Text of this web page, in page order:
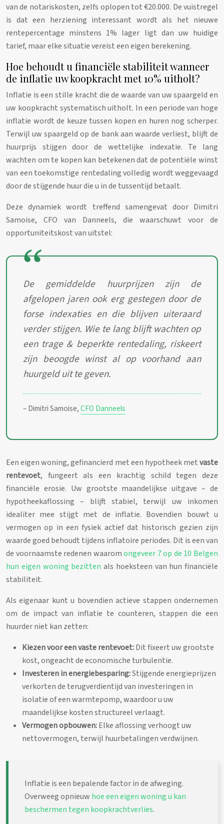
van de notariskosten, zelfs oplopen tot €20.000. De vuistregel
is dat een herziening interessant wordt als het nieuwe
rentepercentage minstens 1% lager ligt dan uw huidige
tarief, maar elke situatie vereist een eigen berekening.
Hoe behoudt u financiële stabiliteit wanneer
de inflatie uw koopkracht met 10% uitholt?
Inflatie is een stille kracht die de waarde van uw spaargeld en
uw koopkracht systematisch uitholt. In een periode van hoge
inflatie wordt de keuze tussen kopen en huren nog scherper.
Terwijl uw spaargeld op de bank aan waarde verliest, blijft de
huurprijs stijgen door de wettelijke indexatie. Te lang
wachten om te kopen kan betekenen dat de potentiële winst
van een toekomstige rentedaling volledig wordt weggevaagd
door de stijgende huur die u in de tussentijd betaalt.
Deze dynamiek wordt treffend samengevat door Dimitri
Samoise, CFO van Danneels, die waarschuwt voor de
opportuniteitskost van uitstel:
De gemiddelde huurprijzen zijn de
afgelopen jaren ook erg gestegen door de
forse indexaties en die blijven uiteraard
verder stijgen. Wie te lang blijft wachten op
een trage & beperkte rentedaling, riskeert
zijn beoogde winst al op voorhand aan
huurgeld uit te geven.
– Dimitri Samoise,CFO Danneels
Een eigen woning, gefinancierd met een hypotheek metvaste
rentevoet, fungeert als een krachtig schild tegen deze
financiële erosie. Uw grootste maandelijkse uitgave – de
hypotheekaflossing – blijft stabiel, terwijl uw inkomen
idealiter mee stijgt met de inflatie. Bovendien bouwt u
vermogen op in een fysiek actief dat historisch gezien zijn
waarde goed behoudt tijdens inflatoire periodes. Dit is een van
de voornaamste redenen waaromongeveer 7 op de 10 Belgen
hun eigen woning bezitten als hoeksteen van hun financiële
stabiliteit.
Als eigenaar kunt u bovendien actieve stappen ondernemen
om de impact van inflatie te counteren, stappen die een
huurder niet kan zetten:
Kiezen voor een vaste rentevoet:Dit fixeert uw grootste
kost, ongeacht de economische turbulentie.
Investeren in energiebesparing:Stijgende energieprijzen
verkorten de terugverdientijd van investeringen in
isolatie of een warmtepomp, waardoor u uw
maandelijkse kosten structureel verlaagt.
Vermogen opbouwen:Elke aflossing verhoogt uw
nettovermogen, terwijl huurbetalingen verdwijnen.
Inflatie is een bepalende factor in de afweging.
Overweeg opnieuw hoe een eigen woning u kan
beschermen tegen koopkrachtverlies.